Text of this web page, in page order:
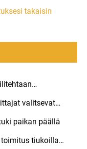
takaisin
takaisin
valitsevat
vuonna 2026
paikan päällä
tiukoilla